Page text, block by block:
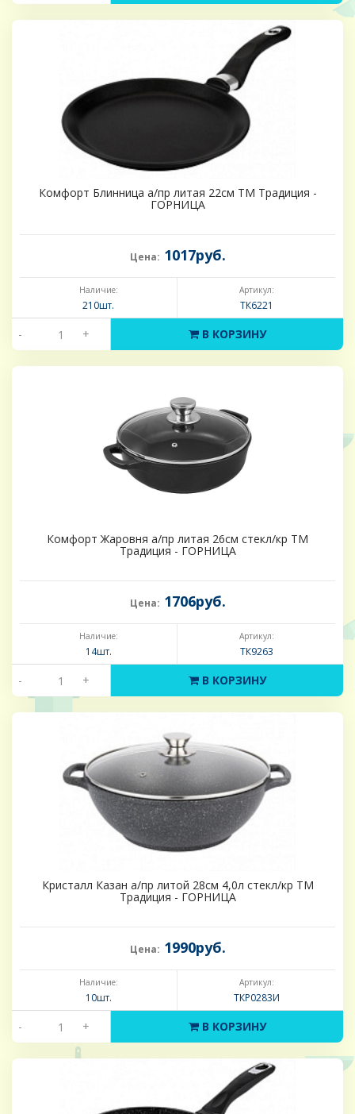
Комфорт Блинница а/пр литая 22см ТМ Традиция -
ГОРНИЦА
Цена: 1017руб.
Наличие:
210шт.
Артикул:
ТК6221
- + В КОРЗИНУ
Комфорт Жаровня а/пр литая 26см стекл/кр ТМ
Традиция - ГОРНИЦА
Цена: 1706руб.
Наличие:
14шт.
Артикул:
ТК9263
- + В КОРЗИНУ
Кристалл Казан а/пр литой 28см 4,0л стекл/кр ТМ
Традиция - ГОРНИЦА
Цена: 1990руб.
Наличие:
10шт.
Артикул:
ТКР0283И
- + В КОРЗИНУ